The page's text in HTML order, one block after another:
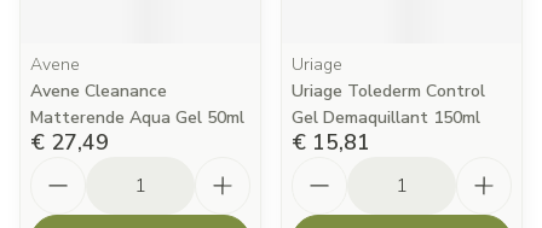
Avene
Avene Cleanance
Matterende Aqua Gel 50ml
€ 27,49
Uriage
Uriage Tolederm Control
Gel Demaquillant 150ml
€ 15,81